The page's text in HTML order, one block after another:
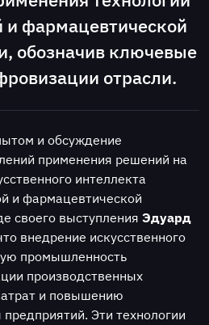
фармацевтической
обозначив ключевые
отрасли.
и обсуждение
применения решений на
интеллекта
и фармацевтической
своего выступления Эдуард
внедрение искусственного
промышленность
производственных
и повышению
Эти технологии